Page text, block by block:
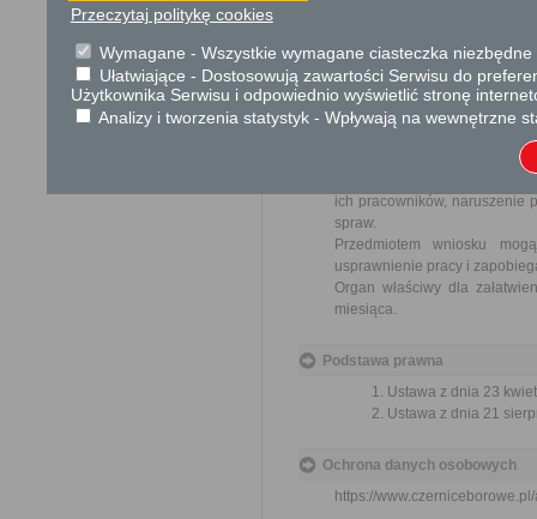
Tryb odwoławczy
Brak
ich pracowników, naruszenie
spraw.
Przedmiotem wniosku
usprawnienie pracy i
Organ właściwy dla
miesiąca.
Podstawa prawna
Ustawa z dnia 23
Ustawa z dnia 21
Ochrona danych osobowych
https://
Przeczytaj politykę cookies
Wymagane - Wszystkie wymagane ciasteczka
Ułatwiające - Dostosowują zawartości Serwisu do
Użytkownika Serwisu i odpowiednio wyświetlić stronę
Analizy i tworzenia statystyk - Wpływają na wewnętrzne